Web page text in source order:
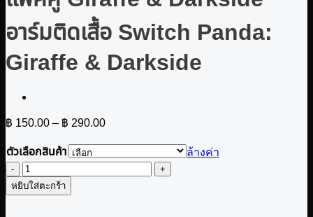
อาร์มติดเสื้อ Switch Panda:
Giraffe & Darkside
฿ 150.00 – ฿ 290.00Price
฿ 150.00
through
฿ 290.00
ตัวเลือกสินค้า
ล้างค่า
จำนวน
แพค
หยิบใส่ตะกร้า